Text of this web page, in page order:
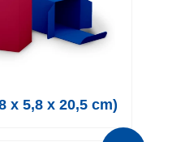
x 5,8 x 20,5 cm)